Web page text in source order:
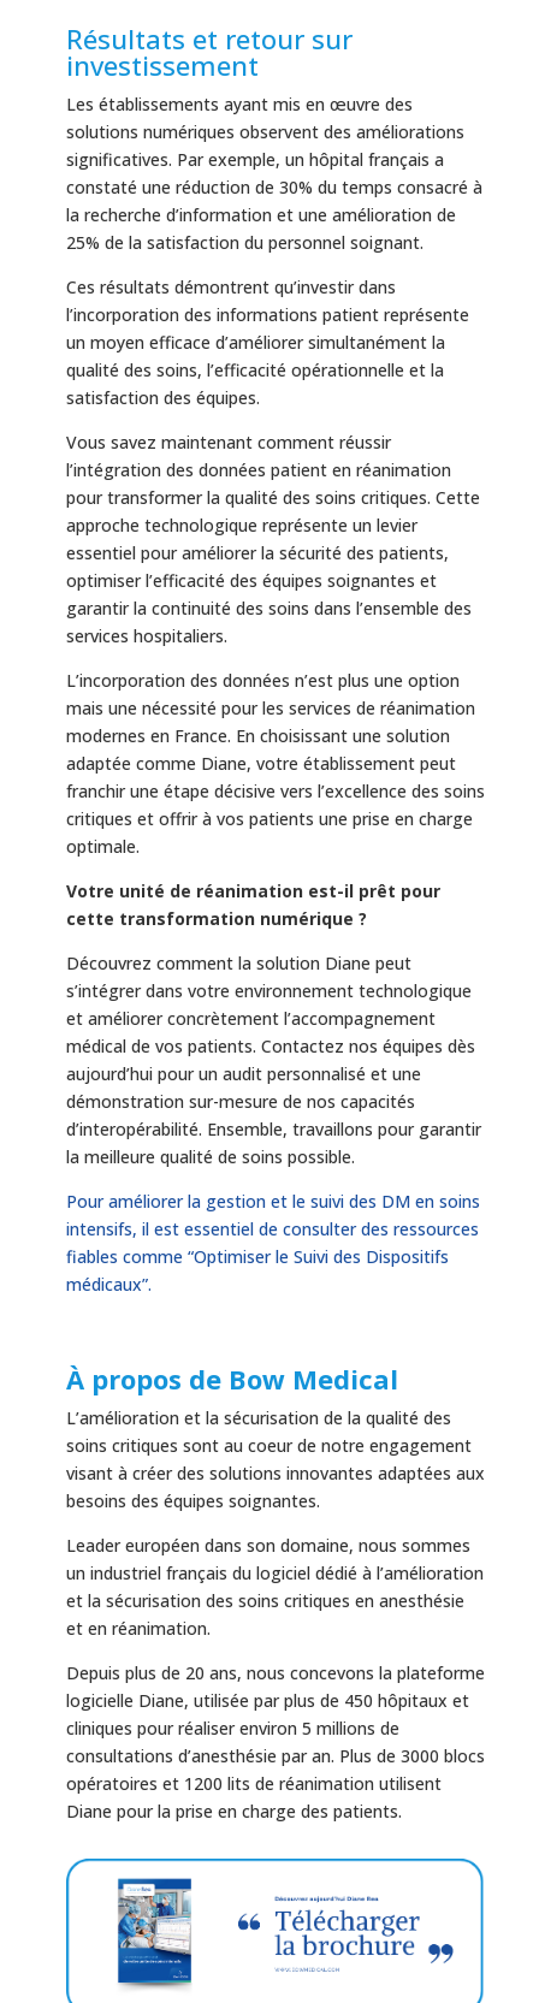
Résultats et retour sur
investissement
Les établissements ayant mis en œuvre des
solutions numériques observent des améliorations
significatives. Par exemple, un hôpital français a
constaté une réduction de 30% du temps consacré à
la recherche d’information et une amélioration de
25% de la satisfaction du personnel soignant.
Ces résultats démontrent qu’investir dans
l’incorporation des informations patient représente
un moyen efficace d’améliorer simultanément la
qualité des soins, l’efficacité opérationnelle et la
satisfaction des équipes.
Vous savez maintenant comment réussir
l’intégration des données patient en réanimation
pour transformer la qualité des soins critiques. Cette
approche technologique représente un levier
essentiel pour améliorer la sécurité des patients,
optimiser l’efficacité des équipes soignantes et
garantir la continuité des soins dans l’ensemble des
services hospitaliers.
L’incorporation des données n’est plus une option
mais une nécessité pour les services de réanimation
modernes en France. En choisissant une solution
adaptée comme Diane, votre établissement peut
franchir une étape décisive vers l’excellence des soins
critiques et offrir à vos patients une prise en charge
optimale.
Votre unité de réanimation est-il prêt pour
cette transformation numérique ?
Découvrez comment la solution Diane peut
s’intégrer dans votre environnement technologique
et améliorer concrètement l’accompagnement
médical de vos patients. Contactez nos équipes dès
aujourd’hui pour un audit personnalisé et une
démonstration sur-mesure de nos capacités
d’interopérabilité. Ensemble, travaillons pour garantir
la meilleure qualité de soins possible.
Pour améliorer la gestion et le suivi des DM en soins
intensifs, il est essentiel de consulter des ressources
fiables comme “Optimiser le Suivi des Dispositifs
médicaux”.
À propos de Bow Medical
L’amélioration et la sécurisation de la qualité des
soins critiques sont au coeur de notre engagement
visant à créer des solutions innovantes adaptées aux
besoins des équipes soignantes.
Leader européen dans son domaine, nous sommes
un industriel français du logiciel dédié à l’amélioration
et la sécurisation des soins critiques en anesthésie
et en réanimation.
Depuis plus de 20 ans, nous concevons la plateforme
logicielle Diane, utilisée par plus de 450 hôpitaux et
cliniques pour réaliser environ 5 millions de
consultations d’anesthésie par an. Plus de 3000 blocs
opératoires et 1200 lits de réanimation utilisent
Diane pour la prise en charge des patients.